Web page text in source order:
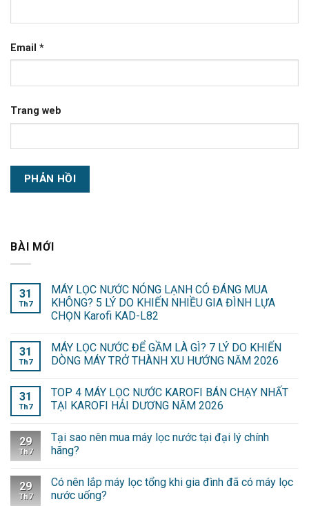
Email *
Trang web
BÀI MỚI
31
Th7
MÁY LỌC NƯỚC NÓNG LẠNH CÓ ĐÁNG MUA
KHÔNG? 5 LÝ DO KHIẾN NHIỀU GIA ĐÌNH LỰA
CHỌN Karofi KAD-L82
31
Th7
MÁY LỌC NƯỚC ĐỂ GẦM LÀ GÌ? 7 LÝ DO KHIẾN
DÒNG MÁY TRỞ THÀNH XU HƯỚNG NĂM 2026
31
Th7
TOP 4 MÁY LỌC NƯỚC KAROFI BÁN CHẠY NHẤT
TẠI KAROFI HẢI DƯƠNG NĂM 2026
29
Th7
Tại sao nên mua máy lọc nước tại đại lý chính
hãng?
29
Th7
Có nên lắp máy lọc tổng khi gia đình đã có máy lọc
nước uống?